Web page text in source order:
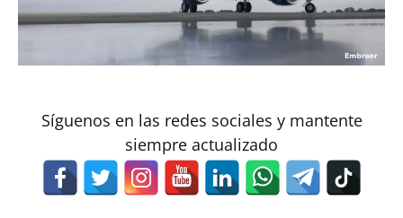
Síguenos en las redes sociales y mantente
siempre actualizado